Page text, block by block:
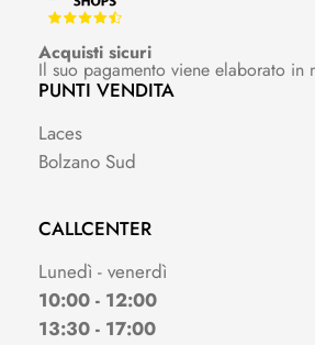
Acquisti sicuri
Il suo pagamento viene elaborato in
PUNTI VENDITA
Laces
Bolzano Sud
CALLCENTER
Lunedì - venerdì
10:00 - 12:00
13:30 - 17:00